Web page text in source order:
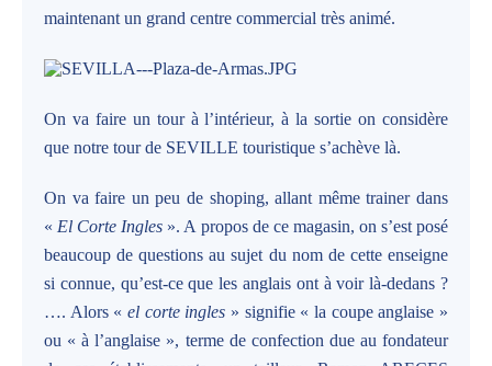
maintenant un grand centre commercial très animé.
On va faire un tour à l’intérieur, à la sortie on considère
que notre tour de SEVILLE touristique s’achève là.
On va faire un peu de shoping, allant même trainer dans
« El Corte Ingles ». A propos de ce magasin, on s’est posé
beaucoup de questions au sujet du nom de cette enseigne
si connue, qu’est-ce que les anglais ont à voir là-dedans ?
…. Alors « el corte ingles » signifie « la coupe anglaise »
ou « à l’anglaise », terme de confection due au fondateur